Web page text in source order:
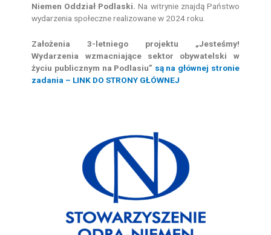
Niemen Oddział Podlaski. Na witrynie znajdą Państwo
wydarzenia społeczne realizowane w 2024 roku.
Założenia 3-letniego projektu „Jesteśmy!
Wydarzenia wzmacniające sektor obywatelski w
życiu publicznym na Podlasiu” są na głównej stronie
zadania – LINK DO STRONY GŁÓWNEJ